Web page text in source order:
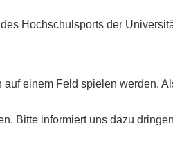
Hochschulsports der
einem Feld spielen werden.
Bitte informiert uns dazu